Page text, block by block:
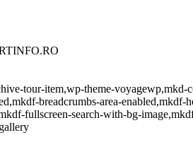
tour-item,wp-theme-
breadcrumbs-area-
fullscreen-search-with-bg-